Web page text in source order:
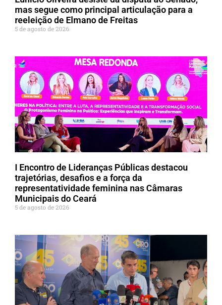
mas segue como principal articulação para a
reeleição de Elmano de Freitas
5 de agosto de 2026
I Encontro de Lideranças Públicas destacou
trajetórias, desafios e a força da
representatividade feminina nas Câmaras
Municipais do Ceará
5 de agosto de 2026